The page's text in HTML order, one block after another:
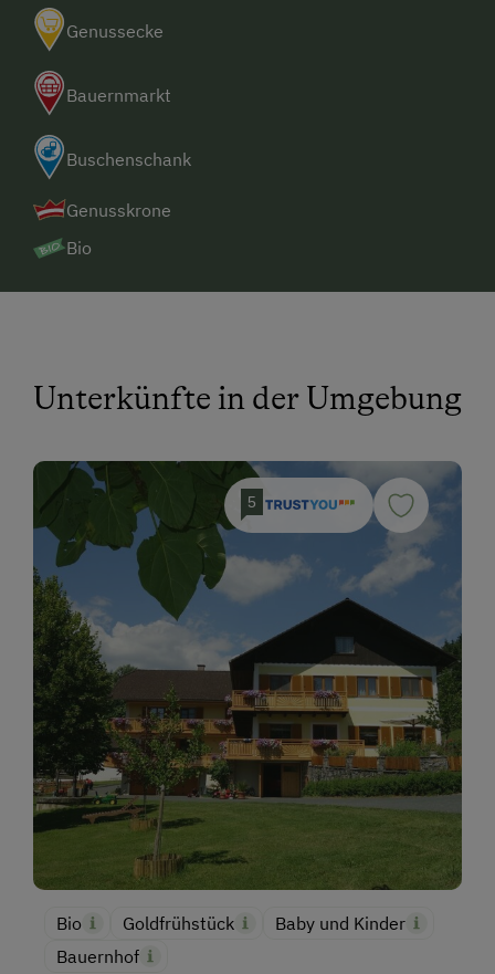
Genussecke
Bauernmarkt
Buschenschank
Genusskrone
Bio
Unterkünfte in der Umgebung
5
Bio Goldfrühstück
Baby und Kinder
Bauernhof